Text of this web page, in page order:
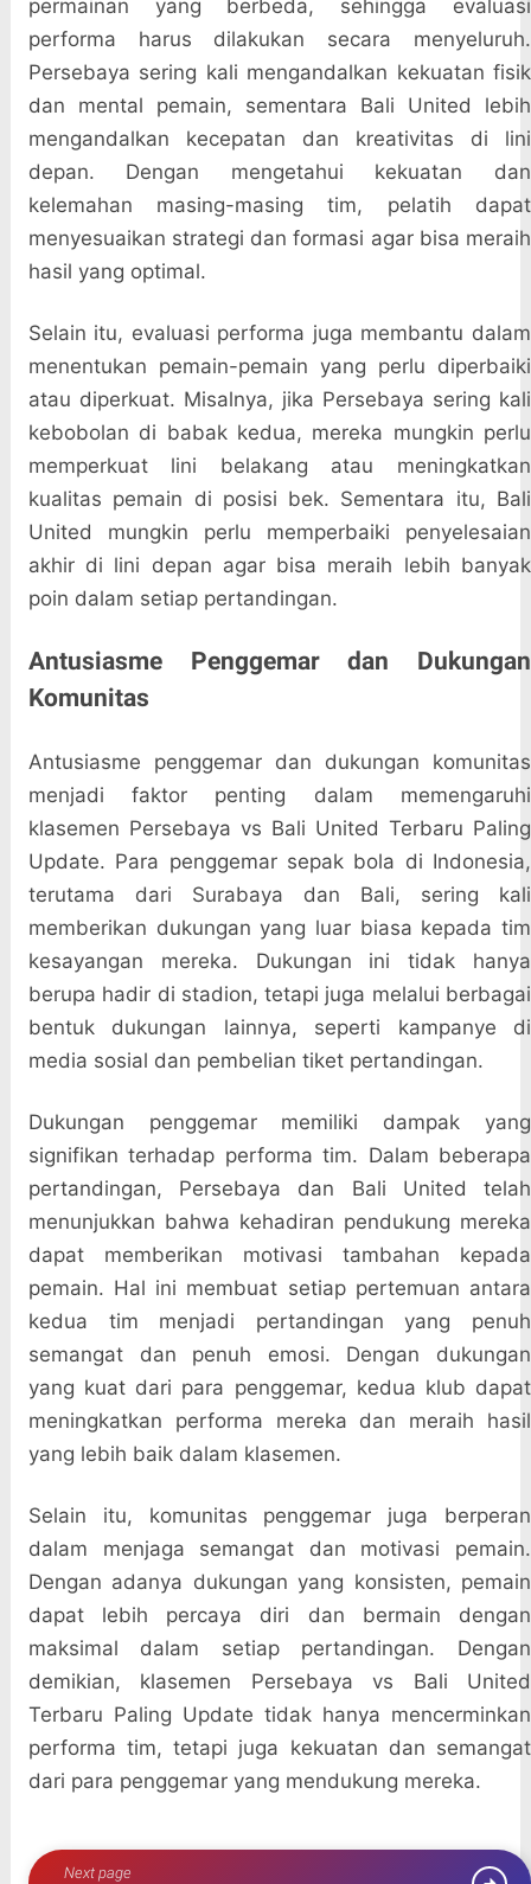
permainan yang berbeda, sehingga evaluasi
performa harus dilakukan secara menyeluruh.
Persebaya sering kali mengandalkan kekuatan fisik
dan mental pemain, sementara Bali United lebih
mengandalkan kecepatan dan kreativitas di lini
depan. Dengan mengetahui kekuatan dan
kelemahan masing-masing tim, pelatih dapat
menyesuaikan strategi dan formasi agar bisa meraih
hasil yang optimal.
Selain itu, evaluasi performa juga membantu dalam
menentukan pemain-pemain yang perlu diperbaiki
atau diperkuat. Misalnya, jika Persebaya sering kali
kebobolan di babak kedua, mereka mungkin perlu
memperkuat lini belakang atau meningkatkan
kualitas pemain di posisi bek. Sementara itu, Bali
United mungkin perlu memperbaiki penyelesaian
akhir di lini depan agar bisa meraih lebih banyak
poin dalam setiap pertandingan.
Antusiasme Penggemar dan Dukungan
Komunitas
Antusiasme penggemar dan dukungan komunitas
menjadi faktor penting dalam memengaruhi
klasemen Persebaya vs Bali United Terbaru Paling
Update. Para penggemar sepak bola di Indonesia,
terutama dari Surabaya dan Bali, sering kali
memberikan dukungan yang luar biasa kepada tim
kesayangan mereka. Dukungan ini tidak hanya
berupa hadir di stadion, tetapi juga melalui berbagai
bentuk dukungan lainnya, seperti kampanye di
media sosial dan pembelian tiket pertandingan.
Dukungan penggemar memiliki dampak yang
signifikan terhadap performa tim. Dalam beberapa
pertandingan, Persebaya dan Bali United telah
menunjukkan bahwa kehadiran pendukung mereka
dapat memberikan motivasi tambahan kepada
pemain. Hal ini membuat setiap pertemuan antara
kedua tim menjadi pertandingan yang penuh
semangat dan penuh emosi. Dengan dukungan
yang kuat dari para penggemar, kedua klub dapat
meningkatkan performa mereka dan meraih hasil
yang lebih baik dalam klasemen.
Selain itu, komunitas penggemar juga berperan
dalam menjaga semangat dan motivasi pemain.
Dengan adanya dukungan yang konsisten, pemain
dapat lebih percaya diri dan bermain dengan
maksimal dalam setiap pertandingan. Dengan
demikian, klasemen Persebaya vs Bali United
Terbaru Paling Update tidak hanya mencerminkan
performa tim, tetapi juga kekuatan dan semangat
dari para penggemar yang mendukung mereka.
Next page